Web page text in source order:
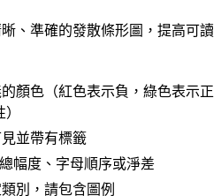
、準確的發散條形圖，提高可讀
顏色（紅色表示負，綠色表示正
並帶有標籤
幅度、字母順序或淨差
別，請包含圖例